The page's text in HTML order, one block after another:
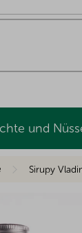
und
Sirupy